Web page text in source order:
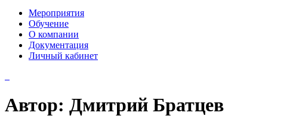
Мероприятия
Обучение
О компании
Документация
Личный кабинет
Автор: Дмитрий Братцев